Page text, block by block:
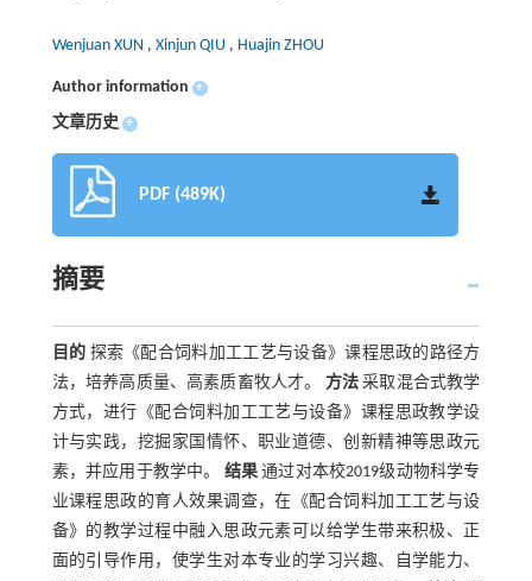
Wenjuan XUN , Xinjun QIU , Huajin ZHOU
Author information +
文章历史 +
PDF (489K)
摘要
目的 探索《配合饲料加工工艺与设备》课程思政的路径方
法，培养高质量、高素质畜牧人才。 方法 采取混合式教学
方式，进行《配合饲料加工工艺与设备》课程思政教学设
计与实践，挖掘家国情怀、职业道德、创新精神等思政元
素，并应用于教学中。 结果 通过对本校2019级动物科学专
业课程思政的育人效果调查，在《配合饲料加工工艺与设
备》的教学过程中融入思政元素可以给学生带来积极、正
面的引导作用，使学生对本专业的学习兴趣、自学能力、